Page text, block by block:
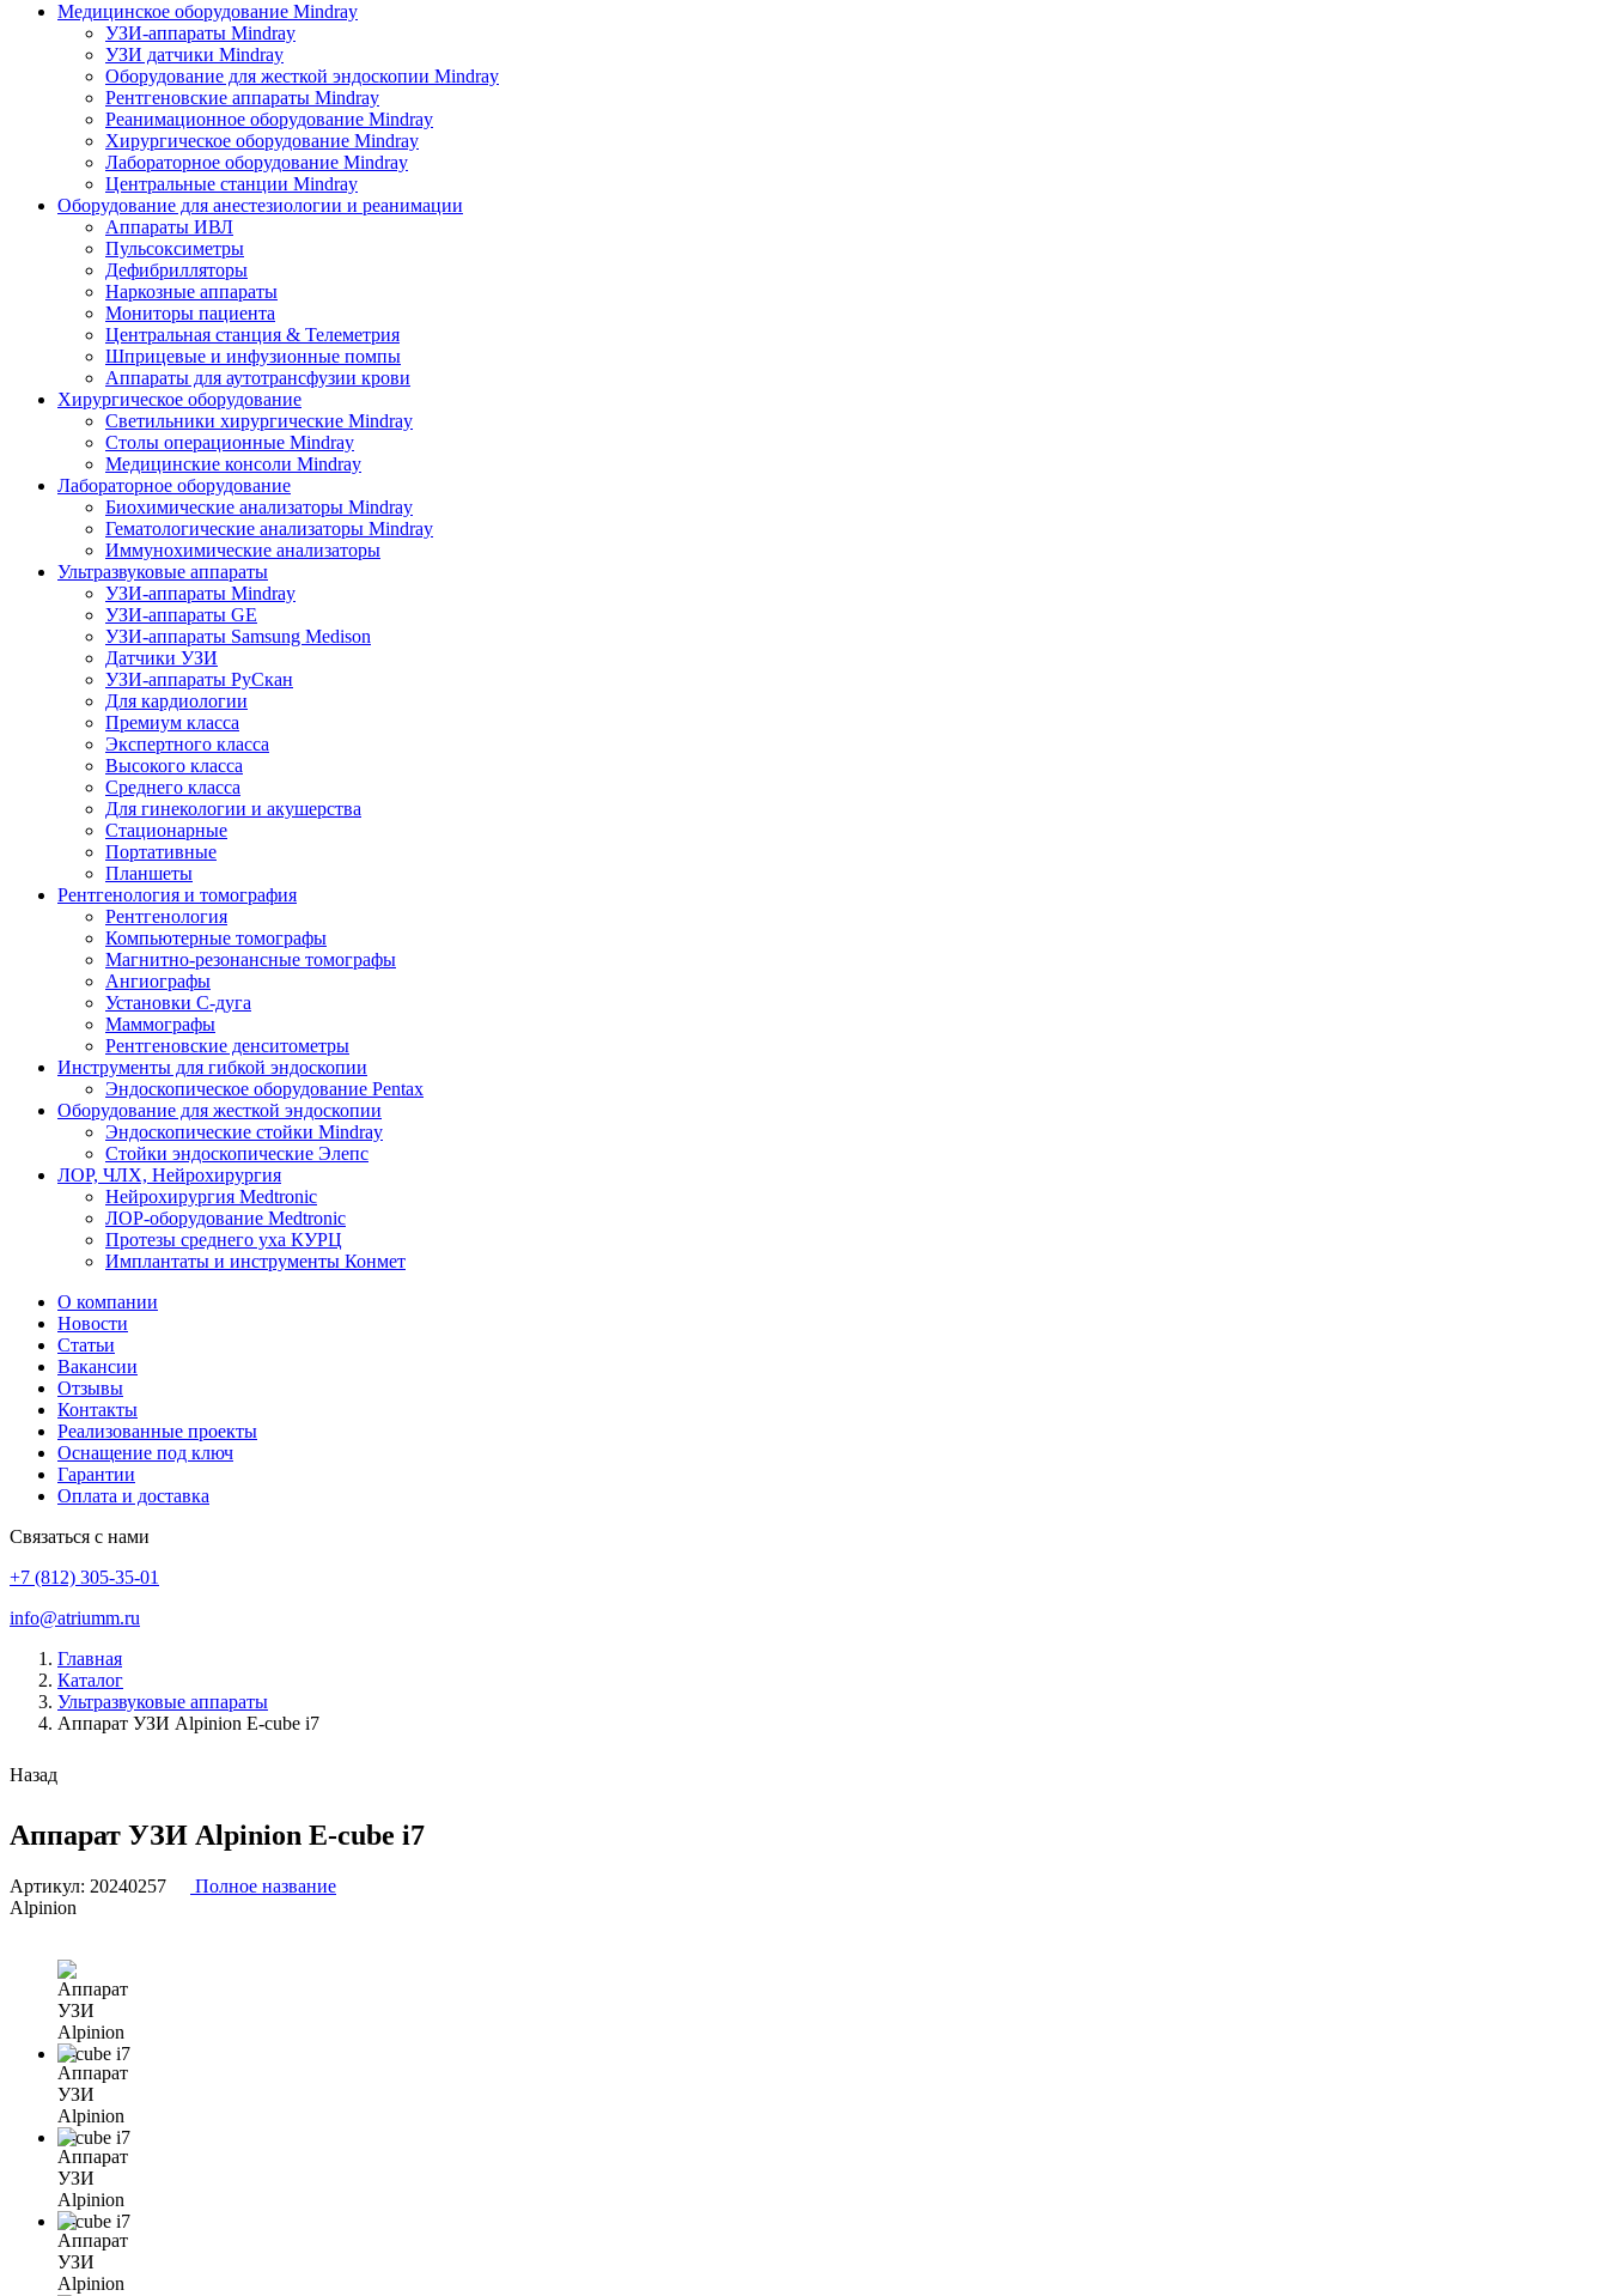
Медицинское оборудование Mindray
УЗИ-аппараты Mindray
УЗИ датчики Mindray
Оборудование для жесткой эндоскопии Mindray
Рентгеновские аппараты Mindray
Реанимационное оборудование Mindray
Хирургическое оборудование Mindray
Лабораторное оборудование Mindray
Центральные станции Mindray
Оборудование для анестезиологии и реанимации
Аппараты ИВЛ
Пульсоксиметры
Дефибрилляторы
Наркозные аппараты
Мониторы пациента
Центральная станция & Телеметрия
Шприцевые и инфузионные помпы
Аппараты для аутотрансфузии крови
Хирургическое оборудование
Светильники хирургические Mindray
Столы операционные Mindray
Медицинские консоли Mindray
Лабораторное оборудование
Биохимические анализаторы Mindray
Гематологические анализаторы Mindray
Иммунохимические анализаторы
Ультразвуковые аппараты
УЗИ-аппараты Mindray
УЗИ-аппараты GE
УЗИ-аппараты Samsung Medison
Датчики УЗИ
УЗИ-аппараты РуСкан
Для кардиологии
Премиум класса
Экспертного класса
Высокого класса
Среднего класса
Для гинекологии и акушерства
Стационарные
Портативные
Планшеты
Рентгенология и томография
Рентгенология
Компьютерные томографы
Магнитно-резонансные томографы
Ангиографы
Установки С-дуга
Маммографы
Рентгеновские денситометры
Инструменты для гибкой эндоскопии
Эндоскопическое оборудование Pentax
Оборудование для жесткой эндоскопии
Эндоскопические стойки Mindray
Стойки эндоскопические Элепс
ЛОР, ЧЛХ, Нейрохирургия
Нейрохирургия Medtronic
ЛОР-оборудование Medtronic
Протезы среднего уха КУРЦ
Имплантаты и инструменты Конмет
О компании
Новости
Статьи
Вакансии
Отзывы
Контакты
Реализованные проекты
Оснащение под ключ
Гарантии
Оплата и доставка
Связаться с нами
+7 (812) 305-35-01
info@atriumm.ru
Главная
Каталог
Ультразвуковые аппараты
Аппарат УЗИ Alpinion E-cube i7
Назад
Аппарат УЗИ Alpinion E-cube i7
Артикул: 20240257
Полное название
Alpinion